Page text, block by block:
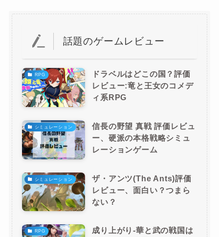
話題のゲームレビュー
RPG
ドラベルはどこの国？評価
レビュー:竜と王女のコメデ
ィ系RPG
シミュレーション
信長の野望 真戦 評価レビュ
ー、硬派の本格戦略シミュ
レーションゲーム
シミュレーション
ザ・アンツ(The Ants)評価
レビュー、面白い？つまら
ない？
RPG
成り上がり-華と武の戦国は